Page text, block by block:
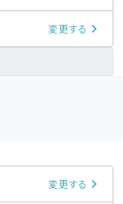
変更する
変更する